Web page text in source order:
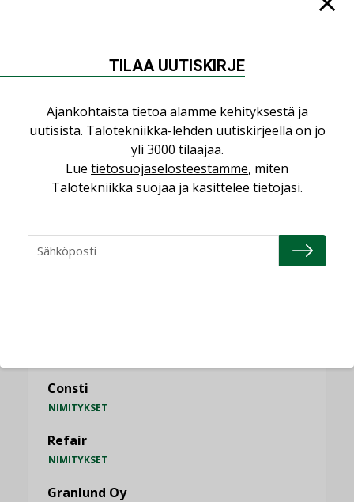
saatavien tietojen vertailukelpoisuus?
KOLUMNI
Vesi- ja viemärimitoittaminen on
jämähtänyt ajassa paikalleen
MIELIPIDE
KATSO KAIKKI
Consti
NIMITYKSET
Refair
NIMITYKSET
Granlund Oy
TILAA UUTISKIRJE
Ajankohtaista tietoa alamme kehityksestä ja
uutisista. Talotekniikka-lehden uutiskirjeellä on jo
yli 3000 tilaajaa.
Lue tietosuojaselosteestamme, miten
Talotekniikka suojaa ja käsittelee tietojasi.